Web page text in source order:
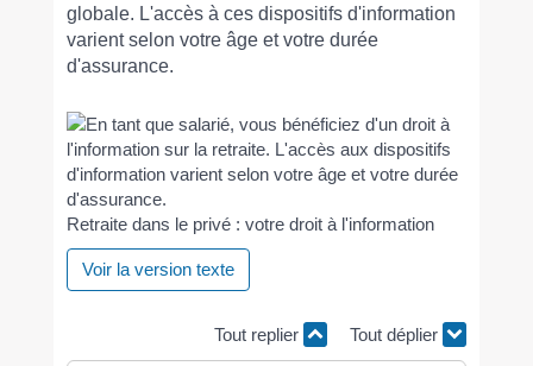
globale. L'accès à ces dispositifs d'information
varient selon votre âge et votre durée
d'assurance.
Retraite dans le privé : votre droit à l'information
Voir la version texte
Tout replier Tout déplier